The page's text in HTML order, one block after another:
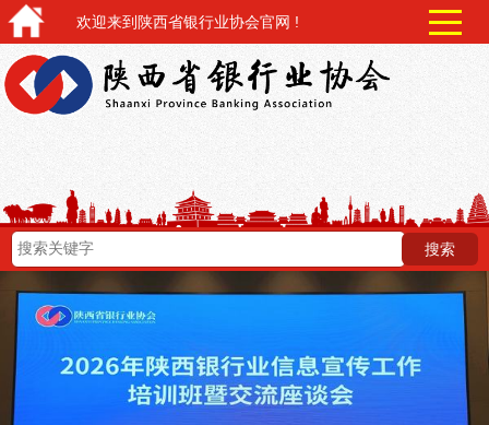
欢迎来到陕西省银行业协会官网 !
next